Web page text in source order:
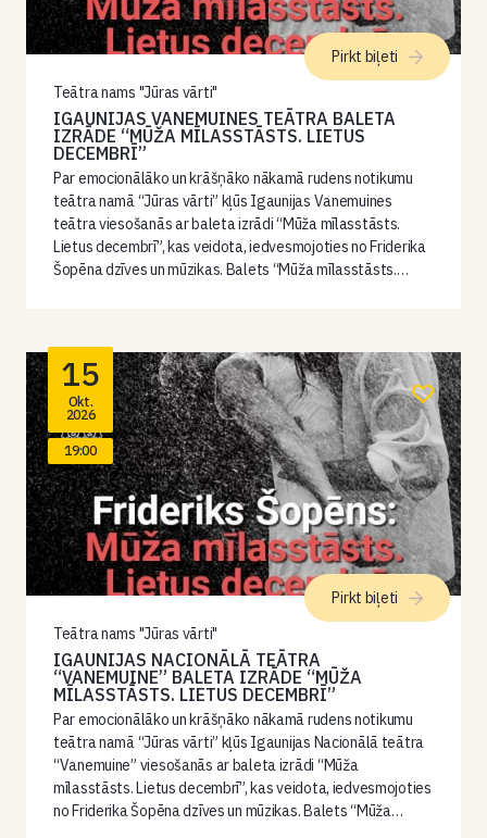
Teātra nams "Jūras vārti"
IGAUNIJAS VANEMUINES TEĀTRA BALETA
IZRĀDE “MŪŽA MĪLASSTĀSTS. LIETUS
DECEMBRĪ”
Par emocionālāko un krāšņāko nākamā rudens notikumu
teātra namā “Jūras vārti” kļūs Igaunijas Vanemuines
teātra viesošanās ar baleta izrādi “Mūža mīlasstāsts.
Lietus decembrī”, kas veidota, iedvesmojoties no Friderika
Šopēna dzīves un mūzikas. Balets “Mūža mīlasstāsts.…
Pirkt biļeti
15
Okt.
2026
19:00
Teātra nams "Jūras vārti"
IGAUNIJAS NACIONĀLĀ TEĀTRA
“VANEMUINE” BALETA IZRĀDE “MŪŽA
MĪLASSTĀSTS. LIETUS DECEMBRĪ”
Par emocionālāko un krāšņāko nākamā rudens notikumu
teātra namā “Jūras vārti” kļūs Igaunijas Nacionālā teātra
“Vanemuine” viesošanās ar baleta izrādi “Mūža
mīlasstāsts. Lietus decembrī”, kas veidota, iedvesmojoties
no Friderika Šopēna dzīves un mūzikas. Balets “Mūža…
Pirkt biļeti